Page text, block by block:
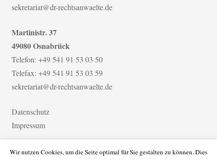
sekretariat@dr-rechtsanwaelte.de
Martinistr. 37
49080 Osnabrück
Telefon: +49 541 91 53 03 50
Telefax: +49 541 91 53 03 59
sekretariat@dr-rechtsanwaelte.de
Datenschutz
Impressum
Wir nutzen Cookies, um die Seite optimal für Sie gestalten zu können. Dies